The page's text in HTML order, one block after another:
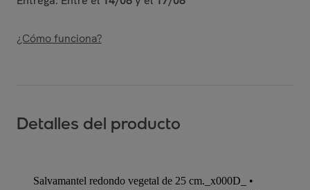
¿Cómo funciona?
Detalles del producto
Salvamantel redondo vegetal de 25 cm._x000D_ •